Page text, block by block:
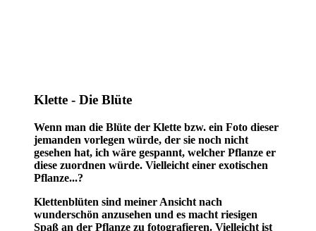
Klette - Die Blüte
Wenn man die Blüte der Klette bzw. ein Foto dieser
jemanden vorlegen würde, der sie noch nicht
gesehen hat, ich wäre gespannt, welcher Pflanze er
diese zuordnen würde. Vielleicht einer exotischen
Pflanze...?
Klettenblüten sind meiner Ansicht nach
wunderschön anzusehen und es macht riesigen
Spaß an der Pflanze zu fotografieren. Vielleicht ist